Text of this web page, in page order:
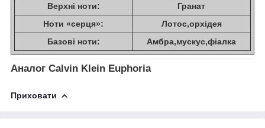
Верхні ноти:
Гранат
Ноти «серця»:
Лотос,орхідея
Базові ноти:
Амбра,мускус,фіалка
Аналог Calvin Klein Euphoria
Приховати